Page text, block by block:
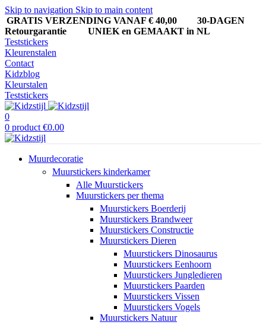
Skip to navigation Skip to main content
GRATIS VERZENDING VANAF € 40,00
30-DAGEN
Retourgarantie UNIEK en GEMAAKT in NL
Teststickers
Kleurenstalen
Contact
Kidzblog
Kleurstalen
Teststickers
0
0 product €0.00
Muurdecoratie
Muurstickers kinderkamer
Alle Muurstickers
Muurstickers per thema
Muurstickers Boerderij
Muurstickers Brandweer
Muurstickers Constructie
Muurstickers Dieren
Muurstickers Dinosaurus
Muurstickers Eenhoorn
Muurstickers Jungledieren
Muurstickers Paarden
Muurstickers Vissen
Muurstickers Vogels
Muurstickers Natuur